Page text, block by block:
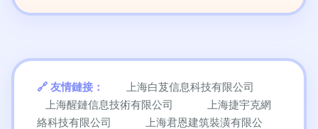
友情鏈接：
上海白芨信息科技有限公司
上海醒鏈信息技術有限公司
上海捷宇克網
絡科技有限公司
上海君恩建筑裝潢有限公